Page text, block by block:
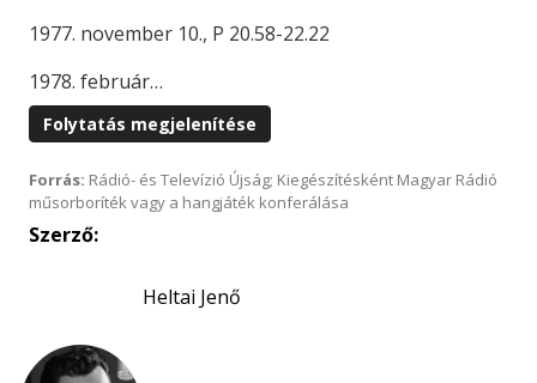
1977. november 10., P 20.58-22.22
1978. február…
Folytatás megjelenítése
Forrás: Rádió- és Televízió Újság; Kiegészítésként Magyar Rádió
műsorboríték vagy a hangjáték konferálása
Szerző:
Heltai Jenő